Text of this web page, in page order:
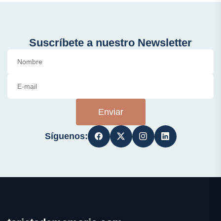
Suscríbete a nuestro Newsletter
Enviar
Síguenos: